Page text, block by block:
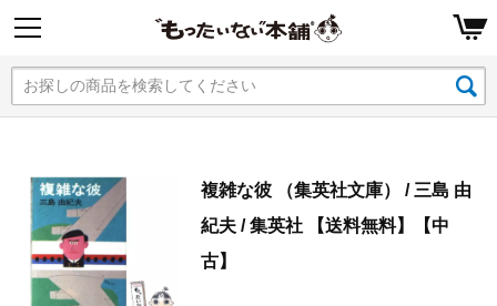
複雑な彼 （集英社文庫） / 三島 由
紀夫 / 集英社 【送料無料】【中
古】